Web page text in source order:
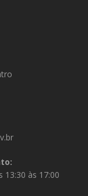
13:30 às 17:00